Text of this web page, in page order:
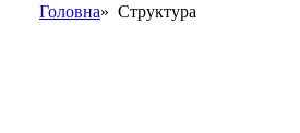
Головна» Структура